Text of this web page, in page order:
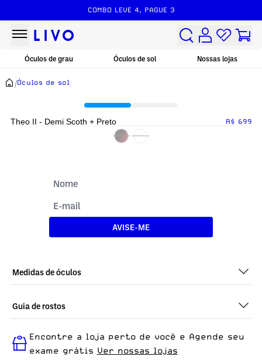
COMBO LEVE 4, PAGUE 3
Óculos de grau Óculos de sol Nossas lojas
/Óculos de sol
Theo II - Demi Scoth + Preto R$ 699
AVISE-ME
Medidas de óculos
Guia de rostos
Preto é ideal para quem busca um óculos confortável para o
dia a dia.
Encontre a loja perto de você e Agende seu
exame grátis Ver nossas lojas